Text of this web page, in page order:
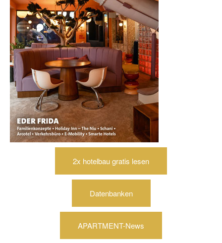
2x hotelbau gratis lesen
Datenbanken
APARTMENT-News